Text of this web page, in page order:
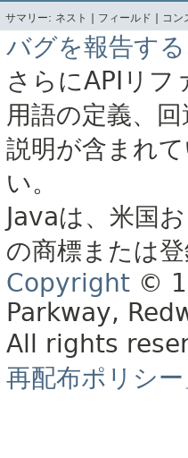
サマリー: ネスト | フィールド | コン
バグを報告す
さらにAPIリフ
用語の定義、
説明が含まれ
い。
Javaは、米国
の商標または登
Copyright ©
Parkway,
All rights
再配布ポリシー